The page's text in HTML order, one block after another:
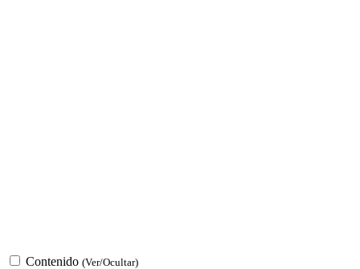
Contenido (Ver/Ocultar)